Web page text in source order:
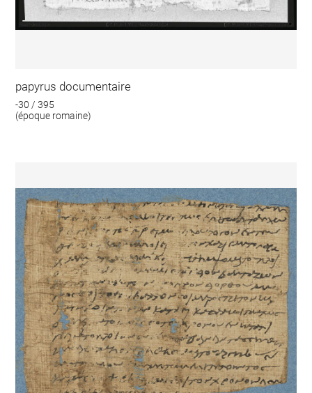
papyrus documentaire
-30 / 395
(époque romaine)